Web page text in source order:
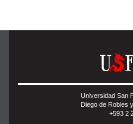
Universidad San
Diego de Robles
+593 2